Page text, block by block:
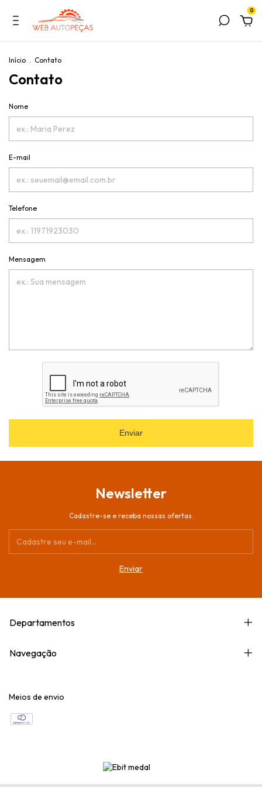
0
Início . Contato
Contato
Nome
E-mail
Telefone
Mensagem
Enviar
Newsletter
Cadastre-se e receba nossas ofertas.
Departamentos
Navegação
Meios de envio